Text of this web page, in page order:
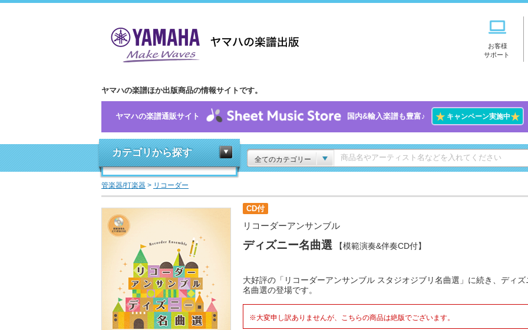
お客様
サポート
ヤマハの楽譜ほか出版商品の情報サイトです。
ヤマハの楽譜通販サイト 国内&輸入楽譜も豊富♪ ★キャンペーン実施中★
カテゴリから探す
全てのカテゴリー
管楽器/打楽器 > リコーダー
CD付
リコーダーアンサンブル
ディズニー名曲選 【模範演奏&伴奏CD付】
大好評の「リコーダーアンサンブル スタジオジブリ名曲選」に続き、ディズ
名曲選の登場です。
※大変申し訳ありませんが、こちらの商品は絶版でございます。